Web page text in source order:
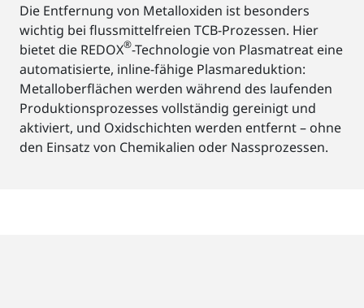
Die Entfernung von Metalloxiden ist besonders
wichtig bei flussmittelfreien TCB-Prozessen. Hier
bietet die REDOX®-Technologie von Plasmatreat eine
automatisierte, inline-fähige Plasmareduktion:
Metalloberflächen werden während des laufenden
Produktionsprozesses vollständig gereinigt und
aktiviert, und Oxidschichten werden entfernt – ohne
den Einsatz von Chemikalien oder Nassprozessen.